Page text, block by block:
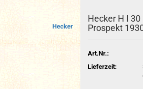
Hecker
Hecker H I
Prospekt
Art.Nr.:
Lieferzeit: